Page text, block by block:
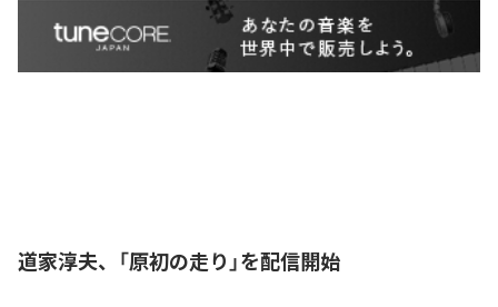
道家淳夫、「原初の走り」を配信開始